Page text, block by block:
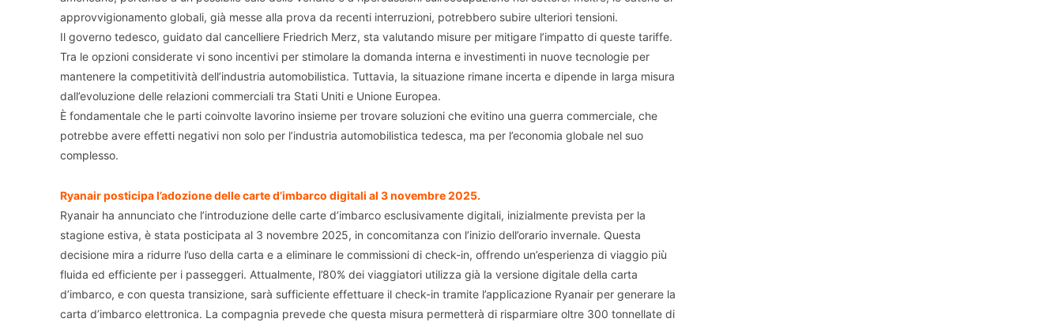
approvvigionamento globali, già messe alla prova da recenti interruzioni, potrebbero subire ulteriori tensioni.​
Il governo tedesco, guidato dal cancelliere Friedrich Merz, sta valutando misure per mitigare l’impatto di queste tariffe.
Tra le opzioni considerate vi sono incentivi per stimolare la domanda interna e investimenti in nuove tecnologie per
mantenere la competitività dell’industria automobilistica. Tuttavia, la situazione rimane incerta e dipende in larga misura
dall’evoluzione delle relazioni commerciali tra Stati Uniti e Unione Europea.​
È fondamentale che le parti coinvolte lavorino insieme per trovare soluzioni che evitino una guerra commerciale, che
potrebbe avere effetti negativi non solo per l’industria automobilistica tedesca, ma per l’economia globale nel suo
complesso.
Ryanair posticipa l’adozione delle carte d’imbarco digitali al 3 novembre 2025.
Ryanair ha annunciato che l’introduzione delle carte d’imbarco esclusivamente digitali, inizialmente prevista per la
stagione estiva, è stata posticipata al 3 novembre 2025, in concomitanza con l’inizio dell’orario invernale. Questa
decisione mira a ridurre l’uso della carta e a eliminare le commissioni di check-in, offrendo un’esperienza di viaggio più
fluida ed efficiente per i passeggeri. Attualmente, l’80% dei viaggiatori utilizza già la versione digitale della carta
d’imbarco, e con questa transizione, sarà sufficiente effettuare il check-in tramite l’applicazione Ryanair per generare la
carta d’imbarco elettronica. La compagnia prevede che questa misura permetterà di risparmiare oltre 300 tonnellate di